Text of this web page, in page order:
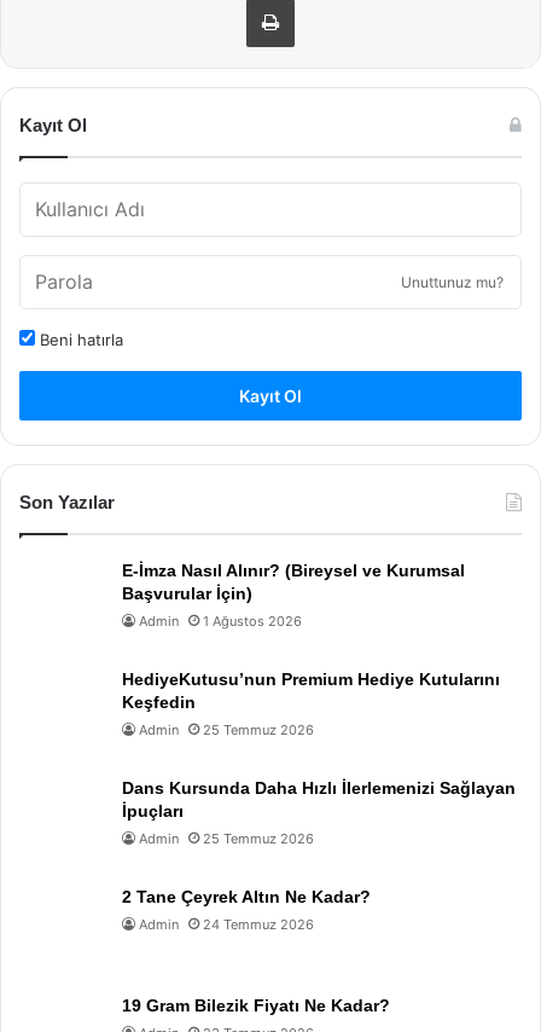
Kayıt Ol
Unuttunuz mu?
Beni hatırla
Kayıt Ol
Son Yazılar
E-İmza Nasıl Alınır? (Bireysel ve Kurumsal
Başvurular İçin)
Admin 1 Ağustos 2026
HediyeKutusu’nun Premium Hediye Kutularını
Keşfedin
Admin 25 Temmuz 2026
Dans Kursunda Daha Hızlı İlerlemenizi Sağlayan
İpuçları
Admin 25 Temmuz 2026
2 Tane Çeyrek Altın Ne Kadar?
Admin 24 Temmuz 2026
19 Gram Bilezik Fiyatı Ne Kadar?